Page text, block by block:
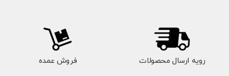
رویه ارسال محصولات فروش عمده